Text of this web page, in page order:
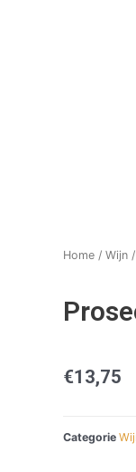
Home / Wijn
€13,75
Categorie